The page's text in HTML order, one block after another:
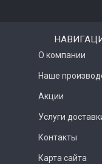
О компании
Наше
Акции
Услуги
Контакты
Карта сайта